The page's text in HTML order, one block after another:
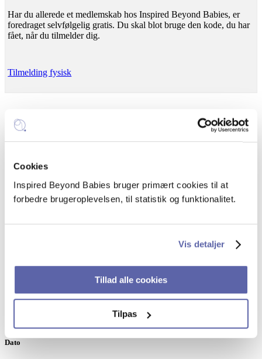
Cookies
Inspired Beyond Babies bruger primært cookies til at
forbedre brugeroplevelsen, til statistik og funktionalitet.
Vis detaljer
Tillad alle cookies
Tilpas
Har du allerede et medlemskab hos Inspired Beyond Babies, er
foredraget selvfølgelig gratis. Du skal blot bruge den kode, du har
fået, når du tilmelder dig.
Tilmelding fysisk
Livestreaming: 80 kr.
(OBS! Nuttet baby-støj kan forekomme)
Prisen giver adgang til live streaming af foredraget via Zoom og
materiale fra oplægget.
Tilmelding livestreaming
Dato